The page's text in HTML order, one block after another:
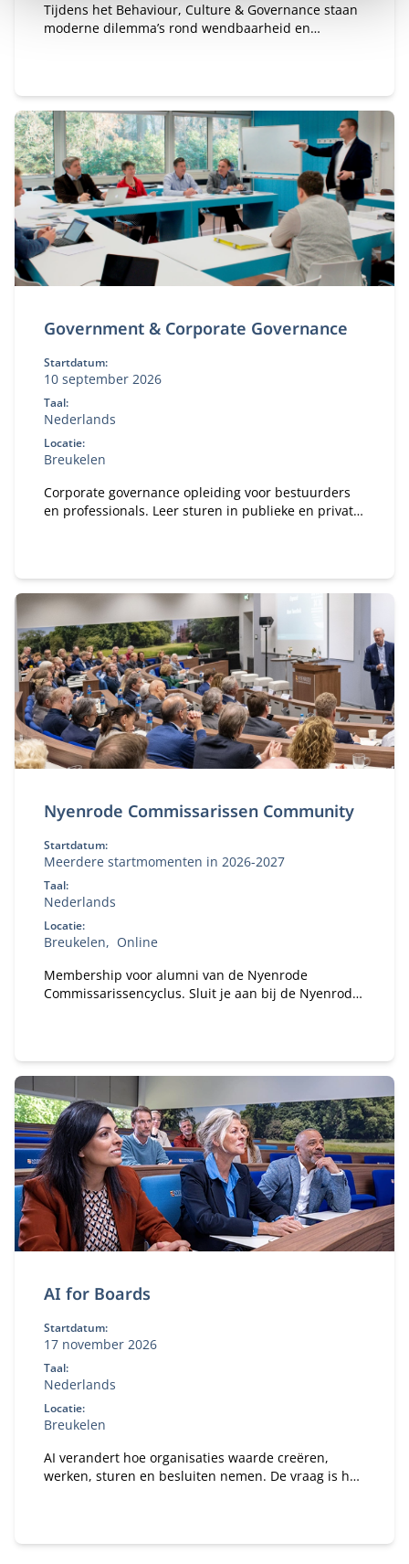
Tijdens het Behaviour, Culture & Governance staan
moderne dilemma’s rond wendbaarheid en
Government & Corporate Governance
Startdatum:
10 september 2026
Taal:
Nederlands
Locatie:
Breukelen
Corporate governance opleiding voor bestuurders
en professionals. Leer sturen in publieke en private
Nyenrode Commissarissen Community
Startdatum:
Meerdere startmomenten in 2026-2027
Taal:
Nederlands
Locatie:
Breukelen
Online
Membership voor alumni van de Nyenrode
Commissarissencyclus. Sluit je aan bij de Nyenrode
onze community?
AI for Boards
Startdatum:
17 november 2026
Taal:
Nederlands
Locatie:
Breukelen
AI verandert hoe organisaties waarde creëren,
werken, sturen en besluiten nemen. De vraag is hoe
toezichthouder.